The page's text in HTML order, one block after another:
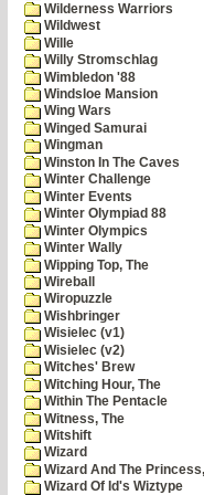
Wilderness Warriors
Wildwest
Wille
Willy Stromschlag
Wimbledon '88
Windsloe Mansion
Wing Wars
Winged Samurai
Wingman
Winston In The Caves
Winter Challenge
Winter Events
Winter Olympiad 88
Winter Olympics
Winter Wally
Wipping Top, The
Wireball
Wiropuzzle
Wishbringer
Wisielec (v1)
Wisielec (v2)
Witches' Brew
Witching Hour, The
Within The Pentacle
Witness, The
Witshift
Wizard
Wizard And The
Wizard Of Id's Wiztype